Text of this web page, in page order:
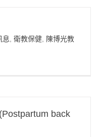
息 衛教保健,
陳博光教
back